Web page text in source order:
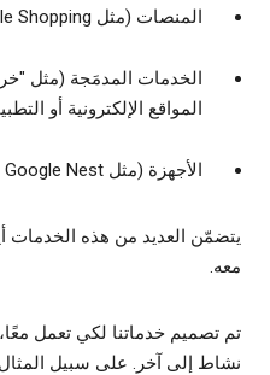
المنصات (مثل Google Shopping)
المواقع الإلكترونية أو
الأجهزة (مثل Google Nest وPixel)
يتضمّن العديد من هذه الخدمات
معه.
تم تصميم خدماتنا لكي تعمل
نشاط إلى آخر. على سبيل